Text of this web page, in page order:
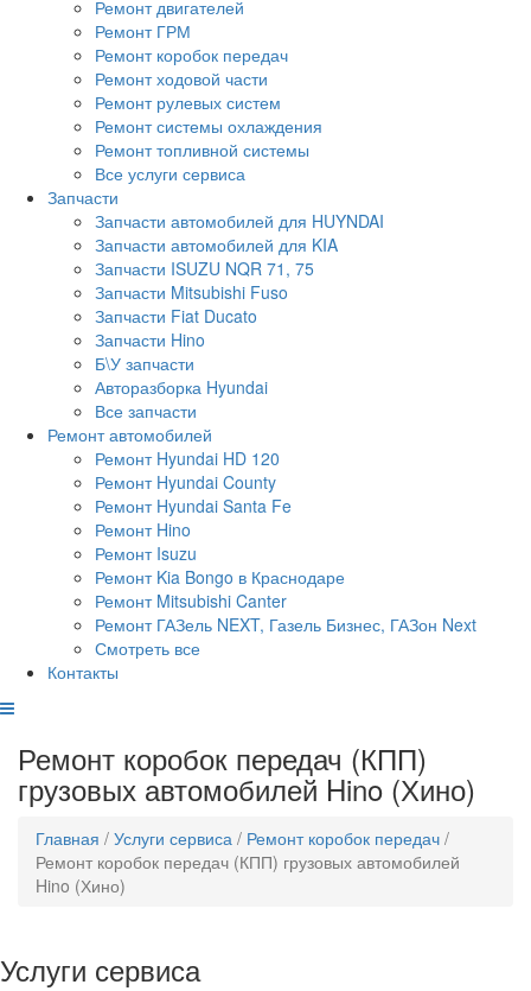
Ремонт двигателей
Ремонт ГРМ
Ремонт коробок передач
Ремонт ходовой части
Ремонт рулевых систем
Ремонт системы охлаждения
Ремонт топливной системы
Все услуги сервиса
Запчасти
Запчасти автомобилей для HUYNDAI
Запчасти автомобилей для KIA
Запчасти ISUZU NQR 71, 75
Запчасти Mitsubishi Fuso
Запчасти Fiat Ducato
Запчасти Hino
Б\У запчасти
Авторазборка Hyundai
Все запчасти
Ремонт автомобилей
Ремонт Hyundai HD 120
Ремонт Hyundai County
Ремонт Hyundai Santa Fe
Ремонт Hino
Ремонт Isuzu
Ремонт Kia Bongo в Краснодаре
Ремонт Mitsubishi Canter
Ремонт ГАЗель NEXT, Газель Бизнес, ГАЗон Next
Смотреть все
Контакты
Ремонт коробок передач (КПП)
грузовых автомобилей Hino (Хино)
Главная / Услуги сервиса / Ремонт коробок передач /
Ремонт коробок передач (КПП) грузовых автомобилей
Hino (Хино)
Услуги сервиса